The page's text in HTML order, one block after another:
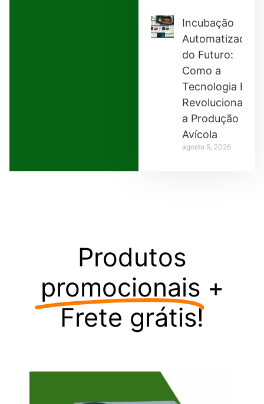
Incubação
Automatizada
do Futuro:
Como a
Tecnologia Está
Revolucionando
a Produção
Avícola
agosto 5, 2026
Produtos
promocionais +
Frete grátis!